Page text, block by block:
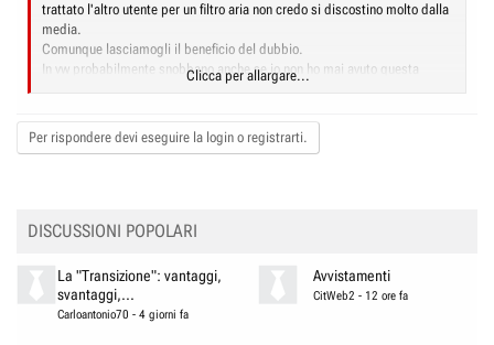
trattato l'altro utente per un filtro aria non credo si discostino molto dalla
media.
Comunque lasciamogli il beneficio del dubbio.
In vw probabilmente snobbano anche se io non ho mai avuto questa
impressione se non per Audi,ma sono molto molto molto molto molto
Poi,se sei contento tu...
Clicca per allargare...
Per rispondere devi eseguire la login o registrarti.
DISCUSSIONI POPOLARI
La "Transizione": vantaggi,
svantaggi,...
Carloantonio70 - 4 giorni fa
Avvistamenti
CitWeb2 - 12 ore fa